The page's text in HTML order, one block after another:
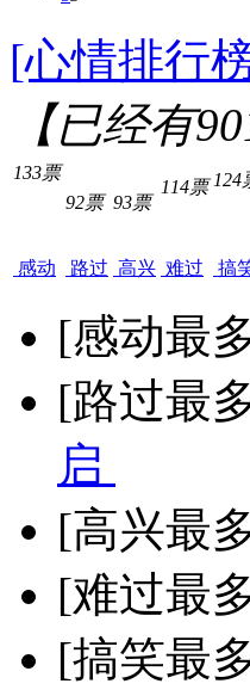
[心情排行
【已经有
133票
感动
92票
路过
93票
高兴
114票
难过
124
搞
[感动最
[路过最
启
[高兴最
[难过最
[搞笑最